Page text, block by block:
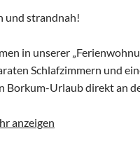
und strandnah!
in unserer
Schlafzimmern und
Borkum-Urlaub direkt an
anzeigen